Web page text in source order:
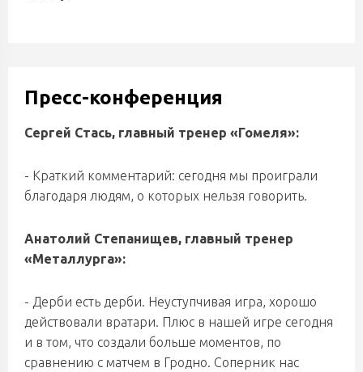
Пресс-конференция
Сергей Стась, главный тренер «Гомеля»:
- Краткий комментарий: сегодня мы проиграли
благодаря людям, о которых нельзя говорить.
Анатолий Степанищев, главный тренер
«Металлурга»:
- Дерби есть дерби. Неуступчивая игра, хорошо
действовали вратари. Плюс в нашей игре сегодня
и в том, что создали больше моментов, по
сравнению с матчем в Гродно. Соперник нас